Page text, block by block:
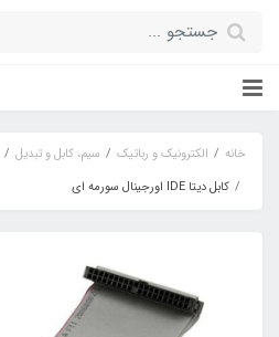
خانه الکترونیک و رباتیک سیم، کابل و تبدیل
کابل دیتا IDE اورجینال سورمه ای